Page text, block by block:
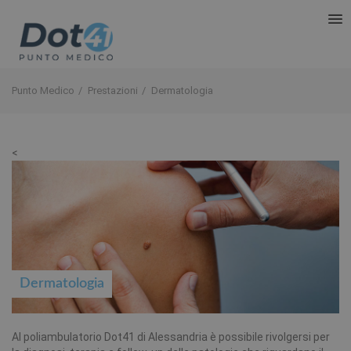
Punto Medico Prestazioni Dermatologia
<
Dermatologia
Al poliambulatorio Dot41 di Alessandria è possibile rivolgersi per